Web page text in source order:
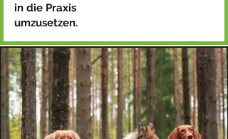
in die Praxis
umzusetzen. ​